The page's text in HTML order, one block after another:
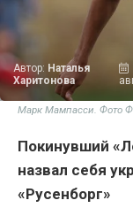
Автор: Наталья
Харитонова
Марк Мампасси. Фото
Покинувший
назвал себя
«Русенборг»